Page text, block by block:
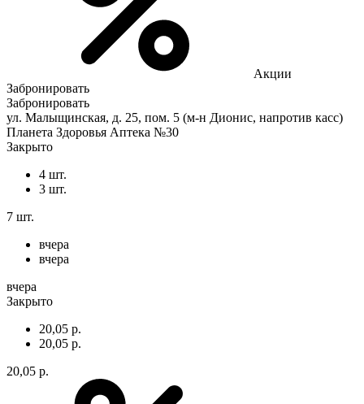
Акции
Забронировать
Забронировать
ул. Малыщинская, д. 25, пом. 5 (м-н Дионис, напротив касс)
Планета Здоровья Аптека №30
Закрыто
4 шт.
3 шт.
7 шт.
вчера
вчера
вчера
Закрыто
20,05 р.
20,05 р.
20,05 р.